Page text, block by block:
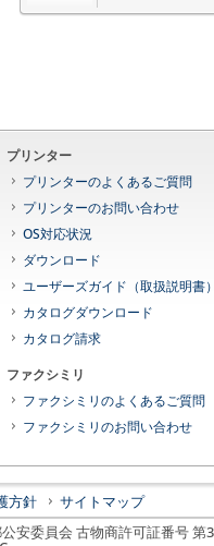
プリンター
プリンターのよくあるご質問
プリンターのお問い合わせ
OS対応状況
ダウンロード
ユーザーズガイド（取扱説明書
カタログダウンロード
カタログ請求
ファクシミリ
ファクシミリのよくあるご質問
ファクシミリのお問い合わせ
方針
サイトマップ
安委員会 古物商許可証番号 第